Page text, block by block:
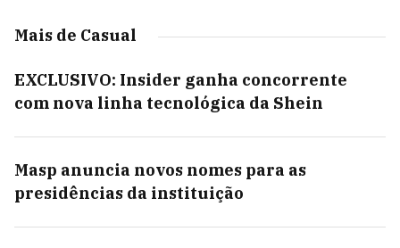
Mais de Casual
EXCLUSIVO: Insider ganha concorrente
com nova linha tecnológica da Shein
Masp anuncia novos nomes para as
presidências da instituição